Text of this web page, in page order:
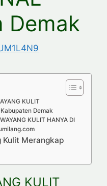
Demak
KULIT
Kabupaten Demak
KULIT HANYA DI
Kulit Merangkap
KULIT